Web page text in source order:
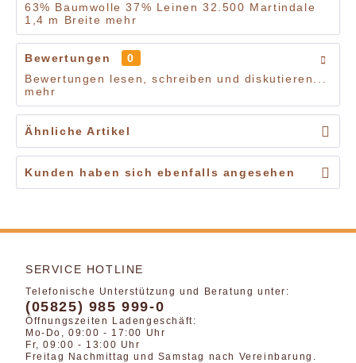
63% Baumwolle 37% Leinen 32.500 Martindale
1,4 m Breite mehr
Bewertungen
0
Bewertungen lesen, schreiben und diskutieren...
mehr
Ähnliche Artikel
Kunden haben sich ebenfalls angesehen
SERVICE HOTLINE
Telefonische Unterstützung und Beratung unter:
(05825) 985 999-0
Öffnungszeiten Ladengeschäft:
Mo-Do, 09:00 - 17:00 Uhr
Fr, 09:00 - 13:00 Uhr
Freitag Nachmittag und Samstag nach Vereinbarung.